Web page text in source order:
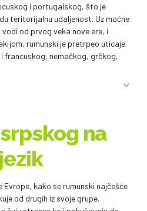
i portugalskog, što je
teritorijalnu udaljenost. Uz moćne
od prvog veka nove ere, i
rumunski je pretrpeo uticaje
francuskog, nemačkog, grčkog,
na
kako se rumunski najčešće
od drugih iz svoje grupe.